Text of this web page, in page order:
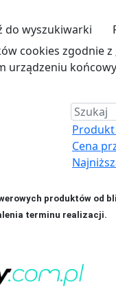
do wyszukiwarki
cookies zgodnie z
urządzeniu
Cena
produktów od
terminu